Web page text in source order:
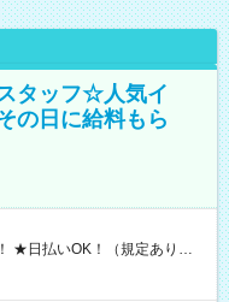
タッフ☆人気イ
の日に給料もら
後はコンビニATMから 日払